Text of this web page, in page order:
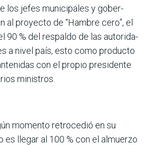
los jefes municipales y gober­
al pro­yecto de “Hambre cero”, el
90 % del respaldo de las autorida­
a nivel país, esto como producto
con el propio presidente
ministros.
momento retrocedió en su
es lle­gar al 100 % con el almuerzo